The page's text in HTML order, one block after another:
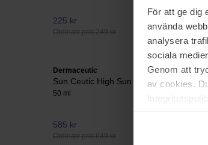
För att ge dig
använda
analysera
sociala
Genom att
av cookies.
225 kr
Ordinær pris 249 kr
Ikke på
Dermaceutic
Sun Ceutic High Sun Protector, SPF50
50 ml
585 kr
Ordinær pris 649 kr